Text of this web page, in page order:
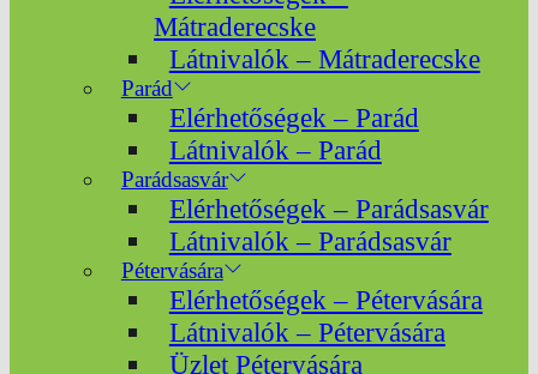
Mátraderecske
Látnivalók – Mátraderecske
Parád
Elérhetőségek – Parád
Látnivalók – Parád
Parádsasvár
Elérhetőségek – Parádsasvár
Látnivalók – Parádsasvár
Pétervására
Elérhetőségek – Pétervására
Látnivalók – Pétervására
Üzlet Pétervására